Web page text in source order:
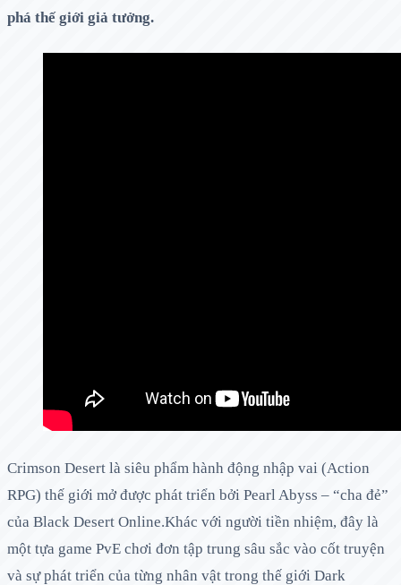
phá thế giới giả tưởng.
Crimson Desert là siêu phẩm hành động nhập vai (Action
RPG) thế giới mở được phát triển bởi Pearl Abyss – “cha đẻ”
của Black Desert Online.Khác với người tiền nhiệm, đây là
một tựa game PvE chơi đơn tập trung sâu sắc vào cốt truyện
và sự phát triển của từng nhân vật trong thế giới Dark